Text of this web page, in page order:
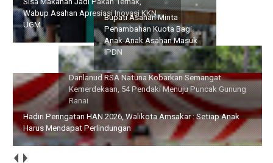
Bupati Asahan Minta
Penambahan Kuota Bagi
Anak-Anak Asahan Masuk
Danlanud RSA Natuna
Kobarkan Semangat
Kemerdekaan, 54 Pendaki
Menuju Puncak Gunung
Ranai
Hadiri Peringatan HAN 2026, Walikota Amsakar : Setiap Anak
Harus Mendapat Perlindungan